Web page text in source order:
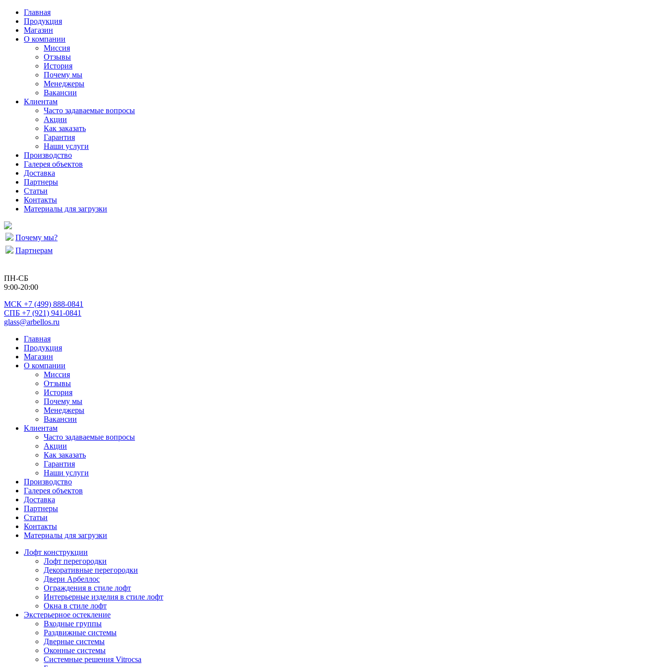
Главная
Продукция
Магазин
О компании
Миссия
Отзывы
История
Почему мы
Менеджеры
Вакансии
Клиентам
Часто задаваемые вопросы
Акции
Как заказать
Гарантия
Наши услуги
Производство
Галерея объектов
Доставка
Партнеры
Статьи
Контакты
Материалы для загрузки
Почему мы?
Партнерам
ПН-СБ
9:00-20:00
МСК +7 (499) 888-0841
СПБ +7 (921) 941-0841
glass@arbellos.ru
Главная
Продукция
Магазин
О компании
Миссия
Отзывы
История
Почему мы
Менеджеры
Вакансии
Клиентам
Часто задаваемые вопросы
Акции
Как заказать
Гарантия
Наши услуги
Производство
Галерея объектов
Доставка
Партнеры
Статьи
Контакты
Материалы для загрузки
Лофт конструкции
Лофт перегородки
Декоративные перегородки
Двери Арбеллос
Ограждения в стиле лофт
Интерьерные изделия в стиле лофт
Окна в стиле лофт
Экстерьерное остекление
Входные группы
Раздвижные системы
Дверные системы
Оконные системы
Системные решения Vitrocsa